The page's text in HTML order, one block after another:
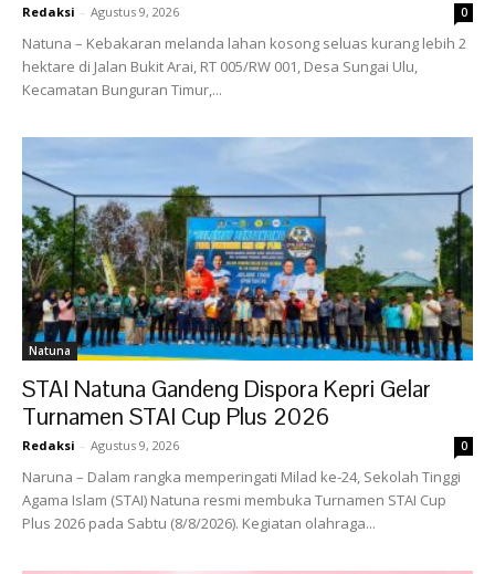
Redaksi - Agustus 9, 2026 0
Natuna – Kebakaran melanda lahan kosong seluas kurang lebih 2
hektare di Jalan Bukit Arai, RT 005/RW 001, Desa Sungai Ulu,
Kecamatan Bunguran Timur,...
Natuna
STAI Natuna Gandeng Dispora Kepri Gelar
Turnamen STAI Cup Plus 2026
Redaksi - Agustus 9, 2026 0
Naruna – Dalam rangka memperingati Milad ke-24, Sekolah Tinggi
Agama Islam (STAI) Natuna resmi membuka Turnamen STAI Cup
Plus 2026 pada Sabtu (8/8/2026). Kegiatan olahraga...